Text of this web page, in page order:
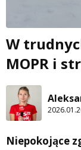
W
MOPR i
Niepokojące